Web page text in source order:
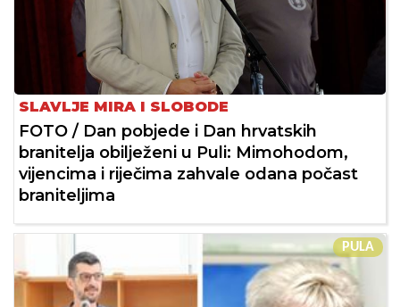
SLAVLJE MIRA I SLOBODE
FOTO / Dan pobjede i Dan hrvatskih
branitelja obilježeni u Puli: Mimohodom,
vijencima i riječima zahvale odana počast
braniteljima
PULA